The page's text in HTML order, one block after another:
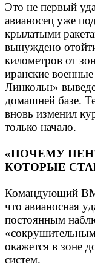
Это не первый
авианосец уже
крылатыми
вынуждено
километров от
иранские
Линкольн»
домашней базе.
вновь изменил
только начало.
«ПОЧЕМУ
КОТОРЫЕ
Командующий
что авианосная
постоянным
окажется в зоне
систем.